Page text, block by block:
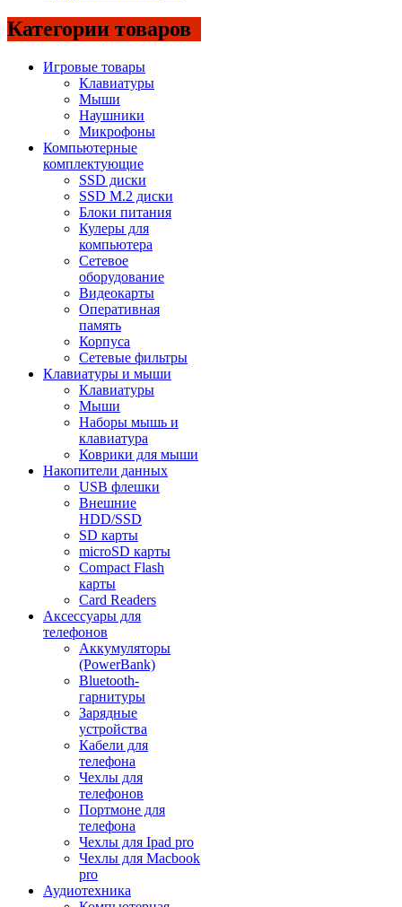
Категории товаров
Игровые товары
Клавиатуры
Мыши
Наушники
Микрофоны
Компьютерные
комплектующие
SSD диски
SSD M.2 диски
Блоки питания
Кулеры для
компьютера
Сетевое
оборудование
Видеокарты
Оперативная
память
Корпуса
Сетевые фильтры
Клавиатуры и мыши
Клавиатуры
Мыши
Наборы мышь и
клавиатура
Коврики для мыши
Накопители данных
USB флешки
Внешние
HDD/SSD
SD карты
microSD карты
Compact Flash
карты
Card Readers
Аксессуары для
телефонов
Аккумуляторы
(PowerBank)
Bluetooth-
гарнитуры
Зарядные
устройства
Кабели для
телефона
Чехлы для
телефонов
Портмоне для
телефона
Чехлы для Ipad pro
Чехлы для Macbook
pro
Аудиотехника